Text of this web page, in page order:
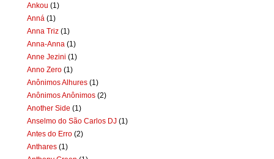
Ankou (1)
Anná (1)
Anna Triz (1)
Anna-Anna (1)
Anne Jezini (1)
Anno Zero (1)
Anônimos Alhures (1)
Anônimos Anônimos (2)
Another Side (1)
Anselmo do São Carlos DJ (1)
Antes do Erro (2)
Anthares (1)